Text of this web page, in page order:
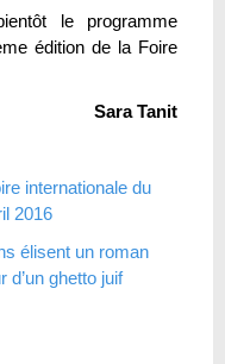
le programme
édition de la Foire
Sara Tanit
internationale du
2016
élisent un roman
ghetto juif